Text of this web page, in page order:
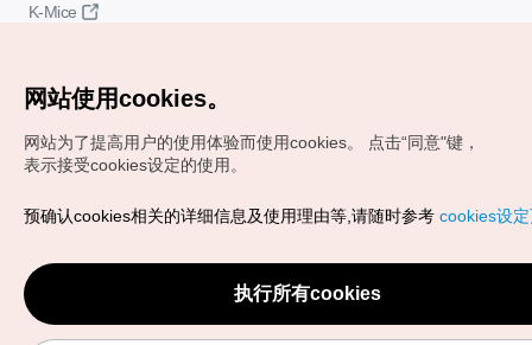
K-Mice
Copyrights (c) 韩国旅游发展局版权所有
VISITKOREA官方邮箱
chnsim@knto.or.kr
网站使用cookies。
网站为了提高用户的使用体验而使用cookies。
点击“同意"键，
表示接受cookies设定的使用。
预确认cookies相关的详细信息及使用理由等,请随时参考 cookies设
执行所有cookies